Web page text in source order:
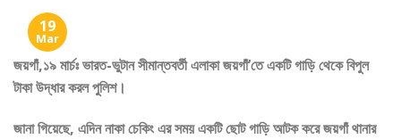
19
Mar
জয়গাঁ,১৯ মার্চঃ ভারত-ভুটান সীমান্তবর্তী এলাকা জয়গাঁ’তে একটি গাড়ি থেকে বিপুল
টাকা উদ্ধার করল পুলিশ।
জানা গিয়েছে, এদিন নাকা চেকিং এর সময় একটি ছোট গাড়ি আটক করে জয়গাঁ থানার